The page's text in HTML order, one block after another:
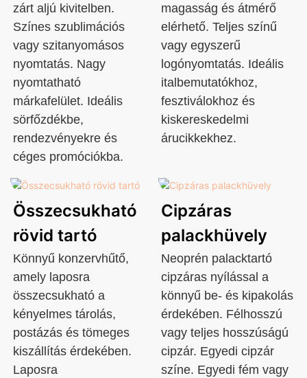
zárt aljú kivitelben.
Színes szublimációs
vagy szitanyomásos
nyomtatás. Nagy
nyomtatható
márkafelület. Ideális
sörfőzdékbe,
rendezvényekre és
céges promóciókba.
magasság és átmérő
elérhető. Teljes színű
vagy egyszerű
logónyomtatás. Ideális
italbemutatókhoz,
fesztiválokhoz és
kiskereskedelmi
árucikkekhez.
Összecsukható
rövid tartó
Könnyű konzervhűtő,
amely laposra
összecsukható a
kényelmes tárolás,
postázás és tömeges
kiszállítás érdekében.
Laposra
Cipzáras
palackhüvely
Neoprén palacktartó
cipzáras nyílással a
könnyű be- és kipakolás
érdekében. Félhosszú
vagy teljes hosszúságú
cipzár. Egyedi cipzár
színe. Egyedi fém vagy